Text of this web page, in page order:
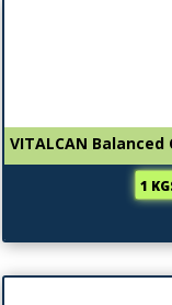
VITALCAN
1